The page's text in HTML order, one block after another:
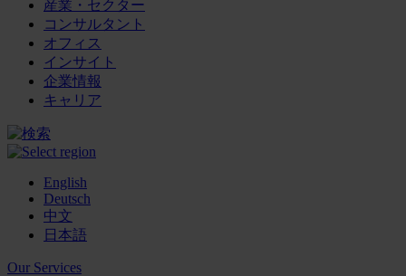
産業・セクター
コンサルタント
オフィス
インサイト
企業情報
キャリア
English
Deutsch
中文
日本語
Our Services